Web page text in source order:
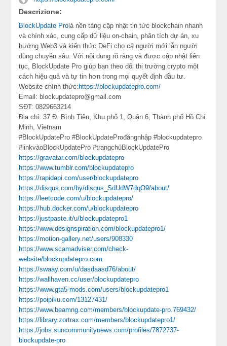
Descrizione:
BlockUpdate Pro là nền tảng cập nhật tin tức blockchain nhanh
và chính xác, cung cấp dữ liệu on-chain, phân tích dự án, xu
hướng Web3 và kiến thức DeFi cho cả người mới lẫn người
dùng chuyên sâu. Với nội dung rõ ràng và được cập nhật liên
tục, BlockUpdate Pro giúp bạn theo dõi thị trường crypto một
cách hiệu quả và tự tin hơn trong mọi quyết định đầu tư.
Website chính thức: https://blockupdatepro.com/
Email: blockupdatepro@gmail.com
SĐT: 0829663214
Địa chỉ: 37 Đ. Bình Tiên, Khu phố 1, Quận 6, Thành phố Hồ Chí
Minh, Vietnam
#BlockUpdatePro #BlockUpdateProđăngnhập #blockupdatepro
#linkvàoBlockUpdatePro #trangchủBlockUpdatePro
https://gravatar.com/blockupdatepro
https://www.tumblr.com/blockupdatepro
https://rapidapi.com/user/blockupdatepro
https://disqus.com/by/disqus_SdUdW7dqO9/about/
https://leetcode.com/u/blockupdatepro/
https://hub.docker.com/u/blockupdatepro
https://justpaste.it/u/blockupdatepro1
https://www.designspiration.com/blockupdatepro1/
https://motion-gallery.net/users/908330
https://www.scamadviser.com/check-
website/blockupdatepro.com
https://swaay.com/u/dasdaasd76/about/
https://wallhaven.cc/user/blockupdatepro
https://www.gta5-mods.com/users/blockupdatepro1
https://poipiku.com/13127431/
https://www.beamng.com/members/blockupdate-pro.769432/
https://library.zortrax.com/members/blockupdatepro1/
https://jobs.suncommunitynews.com/profiles/7872737-
blockupdate-pro